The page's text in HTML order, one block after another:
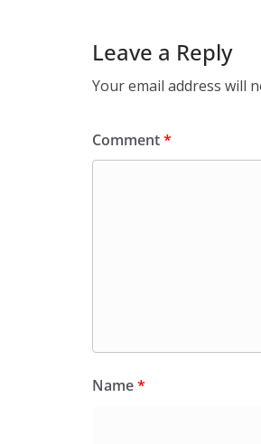
Leave a Reply
Your email address will
Comment*
Name*